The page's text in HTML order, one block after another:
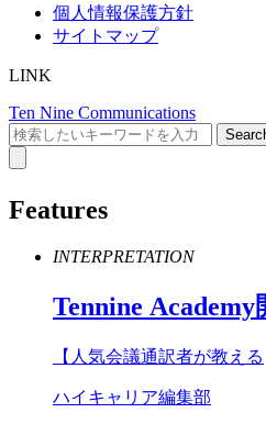
個人情報保護方針
サイトマップ
LINK
Ten Nine Communications
Features
INTERPRETATION
Tennine Academy
【人気会議通訳者が教える
ハイキャリア編集部